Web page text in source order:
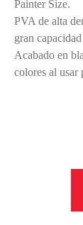
Painter Size.
PVA de alta
gran
Acabado en
colores al usar